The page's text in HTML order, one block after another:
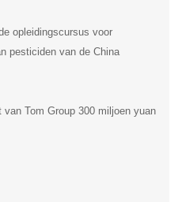
opleidingscursus voor
pesticiden van de China
Tom Group 300 miljoen yuan